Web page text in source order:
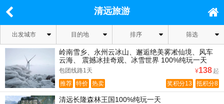
清远旅游
出发城市 目的地 排序 筛选
岭南雪乡、永州云冰山、邂逅绝美雾凇仙境、风车
云海、 震撼冰挂奇观、冰雪世界 100%纯玩一天
（充足时间畅玩景区）(ZJ)
包团线路1天 ¥138 起
抵积分8
奖积分13
推荐 特价 热卖
清远长隆森林王国100%纯玩一天